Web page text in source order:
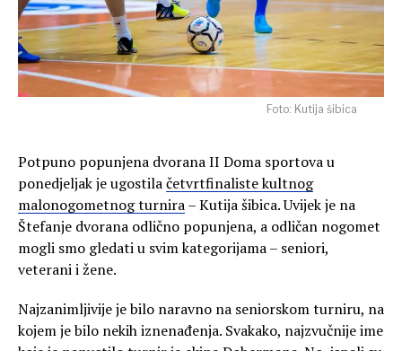
Foto: Kutija šibica
Potpuno popunjena dvorana II Doma sportova u
ponedjeljak je ugostilačetvrtfinaliste kultnog
malonogometnog turnira– Kutija šibica. Uvijek je na
Štefanje dvorana odlično popunjena, a odličan nogomet
mogli smo gledati u svim kategorijama – seniori,
veterani i žene.
Najzanimljivije je bilo naravno na seniorskom turniru, na
kojem je bilo nekih iznenađenja. Svakako, najzvučnije ime